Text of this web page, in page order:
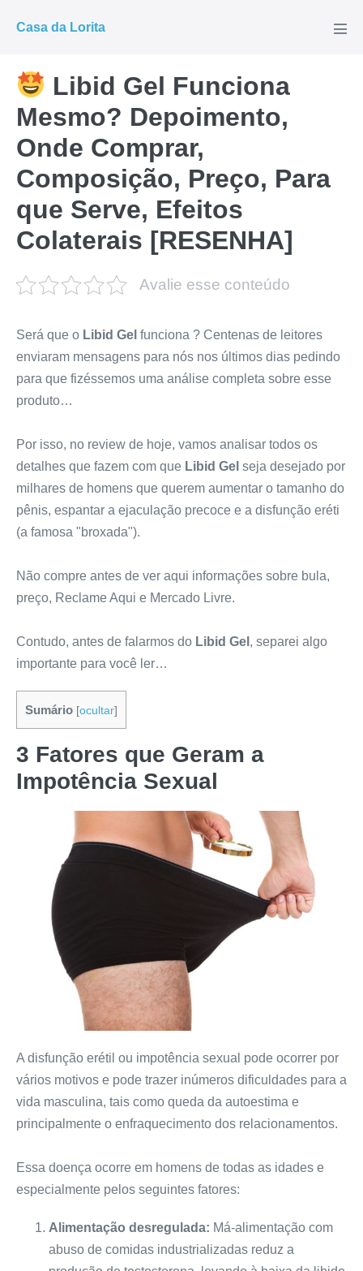
para
conteúdo
Casa da Lorita
Libid Gel Funciona
Mesmo? Depoimento,
Onde Comprar,
Composição, Preço, Para
que Serve, Efeitos
Colaterais [RESENHA]
Avalie esse conteúdo
Será que o Libid Gel funciona ? Centenas de leitores
enviaram mensagens para nós nos últimos dias pedindo
para que fizéssemos uma análise completa sobre esse
produto…
Por isso, no review de hoje, vamos analisar todos os
detalhes que fazem com que Libid Gel seja desejado por
milhares de homens que querem aumentar o tamanho do
pênis, espantar a ejaculação precoce e a disfunção eréti
(a famosa "broxada").
Não compre antes de ver aqui informações sobre bula,
preço, Reclame Aqui e Mercado Livre.
Contudo, antes de falarmos do Libid Gel , separei algo
importante para você ler…
Sumário [ocultar]
3 Fatores que Geram a
Impotência Sexual
A disfunção erétil ou impotência sexual pode ocorrer por
vários motivos e pode trazer inúmeros dificuldades para a
vida masculina, tais como queda da autoestima e
principalmente o enfraquecimento dos relacionamentos.
Essa doença ocorre em homens de todas as idades e
especialmente pelos seguintes fatores:
Alimentação desregulada: Má-alimentação com
abuso de comidas industrializadas reduz a